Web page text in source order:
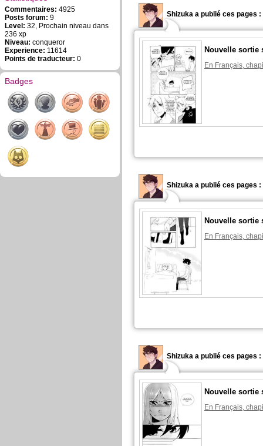
Commentaires: 4925
Posts forum: 9
Level: 32, Prochain niveau dans
236 xp
Niveau: conqueror
Experience: 11614
Points de traducteur: 0
Badges
Shizuka a publié ces pages :
Nouvelle sortie
En Français,
Shizuka a publié ces pages :
Nouvelle sortie
En Français,
Shizuka a publié ces pages :
Nouvelle sortie
En Français,